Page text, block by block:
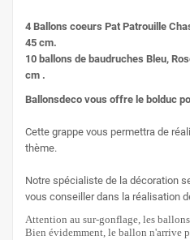
4 Ballons coeurs Pat Patrouille
45 cm.
10 ballons de baudruches Bleu,
cm .
Ballonsdeco vous offre le bolduc
Cette grappe vous permettra de
thème.
Notre spécialiste de la décoration
vous conseiller dans la réalisation
Attention au sur-gonflage, les
Bien évidemment, le ballon n'arrive